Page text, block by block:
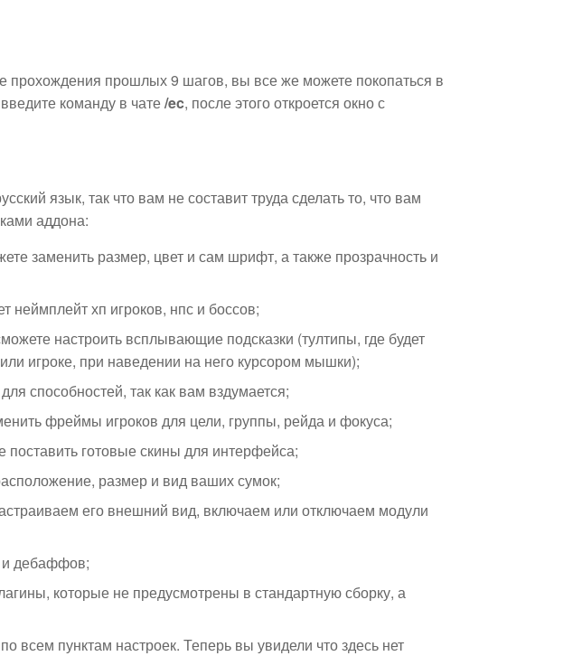
прохождения прошлых 9 шагов, вы все же можете покопаться в
команду в чате/ec, после этого откроется окно с
язык, так что вам не составит труда сделать то, что вам
аддона:
заменить размер, цвет и сам шрифт, а также прозрачность и
неймплейт хп игроков, нпс и боссов;
настроить всплывающие подсказки (тултипы, где будет
игроке, при наведении на него курсором мышки);
способностей, так как вам вздумается;
фреймы игроков для цели, группы, рейда и фокуса;
готовые скины для интерфейса;
размер и вид ваших сумок;
его внешний вид, включаем или отключаем модули
дебаффов;
которые не предусмотрены в стандартную сборку, а
всем пунктам настроек. Теперь вы увидели что здесь нет